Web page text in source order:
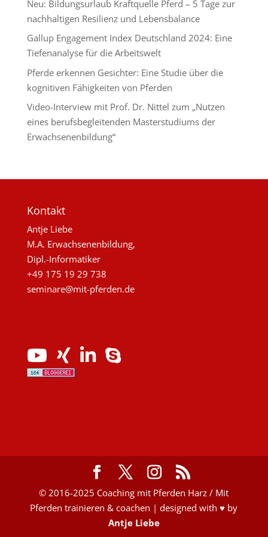
Neu: Bildungsurlaub Kraftquelle Pferd – 5 Tage zur
nachhaltigen Resilienz und Lebensbalance
Gallup Engagement Index Deutschland 2024: Eine
Tiefenanalyse für die Arbeitswelt
Pferde erkennen Gesichter: Eine Studie über die
kognitiven Fähigkeiten von Pferden
Video-Interview mit Prof. Dr. Nittel zum „Nutzen
eines berufsbegleitenden Masterstudiums der
Erwachsenenbildung“
Kontakt
Antje Liebe
M.A. Erwachsenenbildung,
Dipl.-Informatiker
+49 175 19 29 738
seminare@mit-pferden.de
© 2016-2025 Coaching mit Pferden Harz / Mit
Pferden trainieren & coachen | designed with ♥ by
Antje Liebe